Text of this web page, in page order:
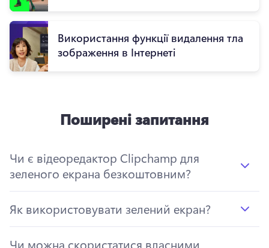
Використання функції видалення тла
зображення в Інтернеті
Поширені запитання
Чи є відеоредактор Clipchamp для
зеленого екрана безкоштовним?
Як використовувати зелений екран?
Чи можна скористатися власними